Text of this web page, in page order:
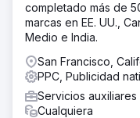
completado más de
marcas en EE. UU.,
Medio e India.
San Francisco,
PPC, Publicidad
Servicios
Cualquiera